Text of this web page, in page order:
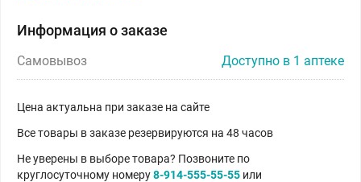
Информация о заказе
Самовывоз Доступно в 1 аптеке
Цена актуальна при заказе на сайте
Все товары в заказе резервируются на 48 часов
Не уверены в выборе товара? Позвоните по
круглосуточному номеру8-914-555-55-55 или